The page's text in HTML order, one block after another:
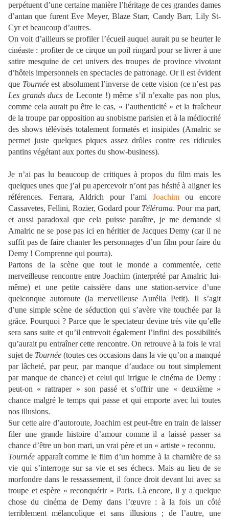
perpétuent d’une certaine manière l’héritage de ces grandes dames
d’antan que furent Eve Meyer, Blaze Starr, Candy Barr, Lily St-
Cyr et beaucoup d’autres.
On voit d’ailleurs se profiler l’écueil auquel aurait pu se heurter le
cinéaste : profiter de ce cirque un poil ringard pour se livrer à une
satire mesquine de cet univers des troupes de province vivotant
d’hôtels impersonnels en spectacles de patronage. Or il est évident
que Tournéeest absolument l’inverse de cette vision (ce n’est pas
Les grands ducs de Leconte !) même s’il n’exalte pas non plus,
comme cela aurait pu être le cas, « l’authenticité » et la fraîcheur
de la troupe par opposition au snobisme parisien et à la médiocrité
des shows télévisés totalement formatés et insipides (Amalric se
permet juste quelques piques assez drôles contre ces ridicules
pantins végétant aux portes du show-business).
Je n’ai pas lu beaucoup de critiques à propos du film mais les
quelques unes que j’ai pu apercevoir n’ont pas hésité à aligner les
références. Ferrara, Aldrich pour l’ami Joachimou encore
Cassavetes, Fellini, Rozier, Godard pour Télérama. Pour ma part,
et aussi paradoxal que cela puisse paraître, je me demande si
Amalric ne se pose pas ici en héritier de Jacques Demy (car il ne
suffit pas de faire chanter les personnages d’un film pour faire du
Demy ! Comprenne qui pourra).
Partons de la scène que tout le monde a commentée, cette
merveilleuse rencontre entre Joachim (interprété par Amalric lui-
même) et une petite caissière dans une station-service d’une
quelconque autoroute (la merveilleuse Aurélia Petit). Il s’agit
d’une simple scène de séduction qui s’avère vite touchée par la
grâce. Pourquoi ? Parce que le spectateur devine très vite qu’elle
sera sans suite et qu’il entrevoit également l’infini des possibilités
qu’aurait pu entraîner cette rencontre. On retrouve à la fois le vrai
sujet de Tournée (toutes ces occasions dans la vie qu’on a manqué
par lâcheté, par peur, par manque d’audace ou tout simplement
par manque de chance) et celui qui irrigue le cinéma de Demy :
peut-on « rattraper » son passé et s’offrir une « deuxième »
chance malgré le temps qui passe et qui emporte avec lui toutes
nos illusions.
Sur cette aire d’autoroute, Joachim est peut-être en train de laisser
filer une grande histoire d’amour comme il a laissé passer sa
chance d’être un bon mari, un vrai père et un « artiste » reconnu.
Tournée apparaît comme le film d’un homme à la charnière de sa
vie qui s’interroge sur sa vie et ses échecs. Mais au lieu de se
morfondre dans le ressassement, il fonce droit devant lui avec sa
troupe et espère « reconquérir » Paris. Là encore, il y a quelque
chose du cinéma de Demy dans l’œuvre : à la fois un côté
terriblement mélancolique et sans illusions ; de l’autre, une